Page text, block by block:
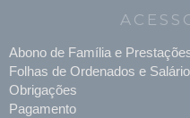
Abono de Família e
Folhas de Ordenados e
Obrigações
Pagamento